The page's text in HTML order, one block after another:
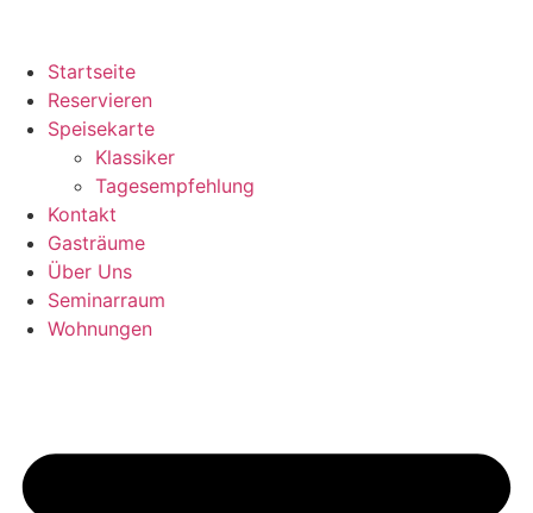
Startseite
Reservieren
Speisekarte
Klassiker
Tagesempfehlung
Kontakt
Gasträume
Über Uns
Seminarraum
Wohnungen